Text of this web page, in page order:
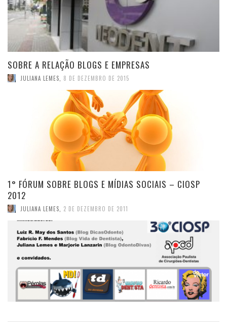
SOBRE A RELAÇÃO BLOGS E EMPRESAS
JULIANA LEMES 8 DE DEZEMBRO DE 2015
1° FÓRUM SOBRE BLOGS E MÍDIAS SOCIAIS – CIOSP
2012
JULIANA LEMES 2 DE DEZEMBRO DE 2011